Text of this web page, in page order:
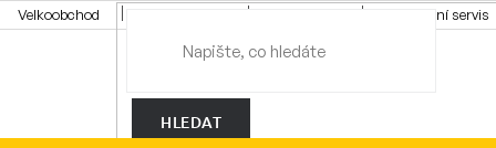
Velkoobchod Montážní servis
HLEDAT